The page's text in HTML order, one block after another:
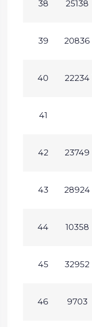
38 25138
39 20836
40 22234
41
42 23749
43 28924
44 10358
45 32952
46 9703